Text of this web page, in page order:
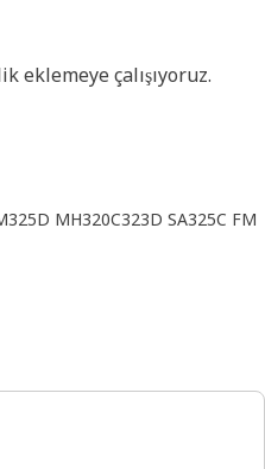
eklemeye çalışıyoruz.
325D MH320C323D SA325C FM